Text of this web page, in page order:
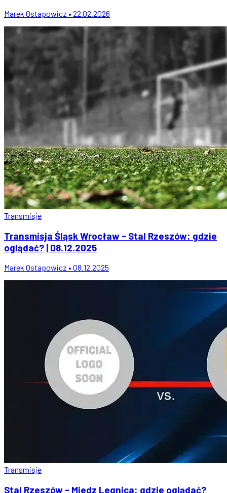
Marek Ostapowicz • 22.02.2026
Transmisje
Transmisja Śląsk Wrocław - Stal Rzeszów: gdzie
oglądać? | 08.12.2025
Marek Ostapowicz • 08.12.2025
Transmisje
Stal Rzeszów - Miedz Legnica: gdzie oglądać?